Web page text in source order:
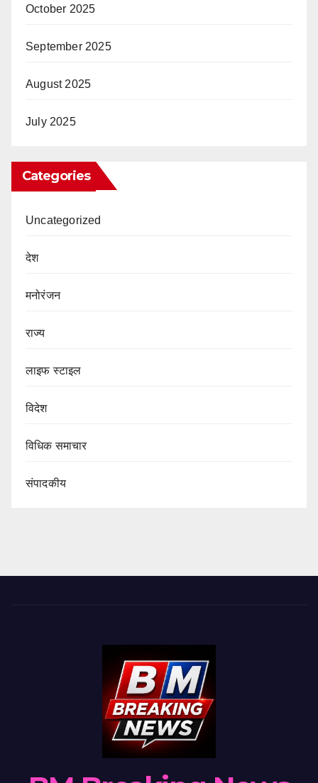
October 2025
September 2025
August 2025
July 2025
Categories
Uncategorized
देश
मनोरंजन
राज्य
लाइफ स्टाइल
विदेश
विधिक समाचार
संपादकीय